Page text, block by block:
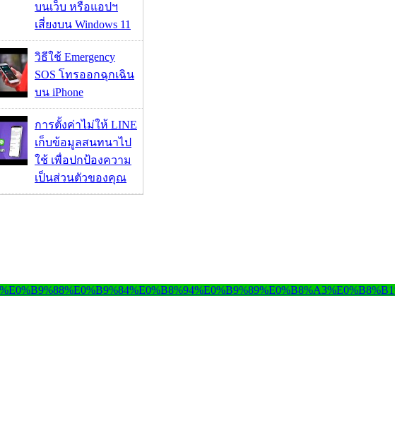
บนเว็บ หรือแอปฯ
เสี่ยงบน Windows 11
วิธีใช้ Emergency
SOS โทรออกฉุกเฉิน
บน iPhone
การตั้งค่าไม่ให้ LINE
เก็บข้อมูลสนทนาไป
ใช้ เพื่อปกป้องความ
เป็นส่วนตัวของคุณ